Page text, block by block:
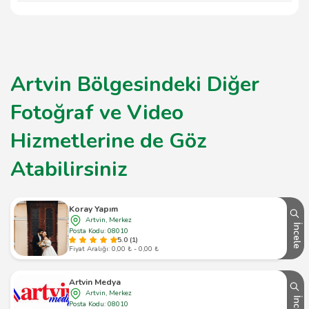
Artvin Bölgesindeki Diğer
Fotoğraf ve Video
Hizmetlerine de Göz
Atabilirsiniz
Koray Yapım
Artvin, Merkez
Posta Kodu: 08010
5.0 (1)
Fiyat Aralığı: 0,00 ₺ - 0,00 ₺
İncele
Artvin Medya
Artvin, Merkez
Posta Kodu: 08010